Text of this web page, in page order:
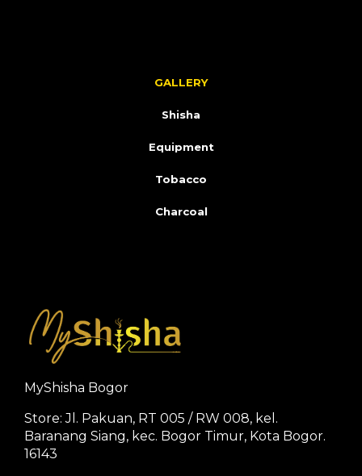
GALLERY
Shisha
Equipment
Tobacco
Charcoal
MyShisha Bogor
Store: Jl. Pakuan, RT 005 / RW 008, kel.
Baranang Siang, kec. Bogor Timur, Kota Bogor.
16143